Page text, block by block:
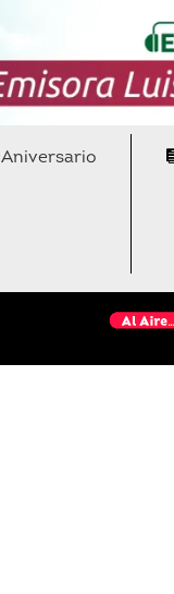
Aniversario